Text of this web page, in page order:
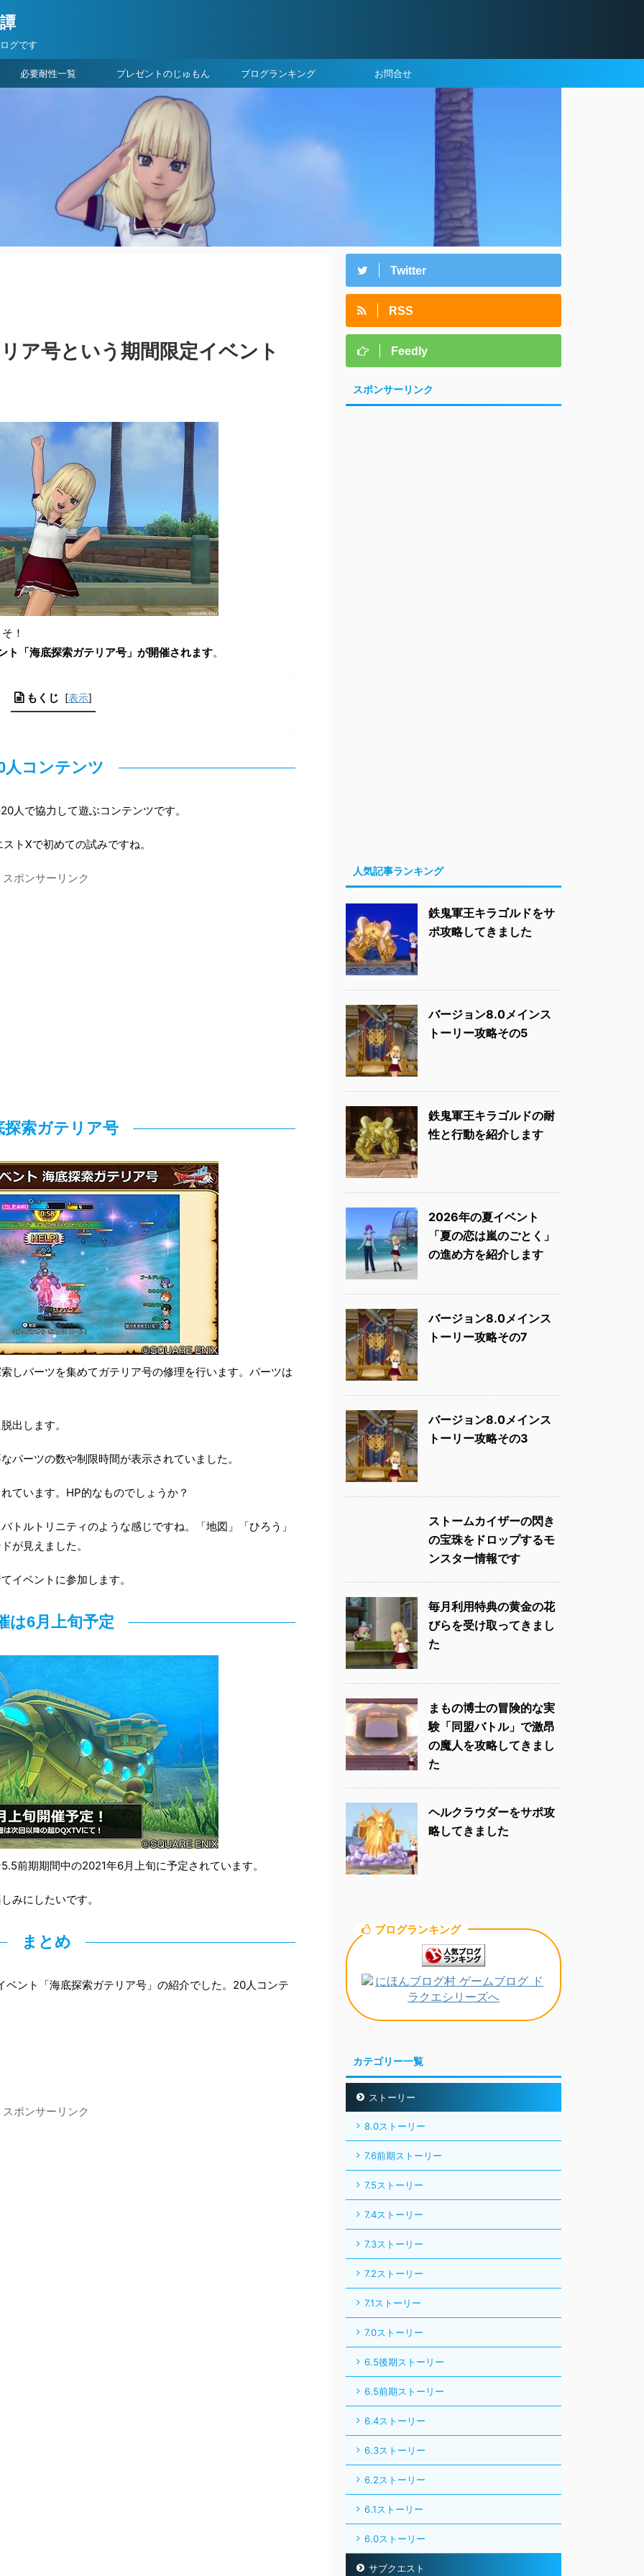
グです
必要耐性一覧 プレゼントのじゅもん ブログランキング お問合せ
ア号という期間限定イベント
！
「海底探索ガテリア号」が開催されます。
もくじ [表示]
人コンテンツ
人で協力して遊ぶコンテンツです。
トXで初めての試みですね。
スポンサーリンク
探索ガテリア号
しパーツを集めてガテリア号の修理を行います。パーツは
出します。
パーツの数や制限時間が表示されていました。
ています。HP的なものでしょうか？
トルトリニティのような感じですね。「地図」「ひろう」
が見えました。
イベントに参加します。
は6月上旬予定
前期期間中の2021年6月上旬に予定されています。
みにしたいです。
まとめ
ント「海底探索ガテリア号」の紹介でした。20人コンテ
スポンサーリンク
Twitter
RSS
Feedly
スポンサーリンク
人気記事ランキング
鉄鬼軍王キラゴルドをサ
ポ攻略してきました
バージョン8.0メインス
トーリー攻略その5
鉄鬼軍王キラゴルドの耐
性と行動を紹介します
2026年の夏イベント
「夏の恋は嵐のごとく」
の進め方を紹介します
バージョン8.0メインス
トーリー攻略その7
バージョン8.0メインス
トーリー攻略その3
ストームカイザーの閃き
の宝珠をドロップするモ
ンスター情報です
毎月利用特典の黄金の花
びらを受け取ってきまし
た
まもの博士の冒険的な実
験「同盟バトル」で激昂
の魔人を攻略してきまし
た
ヘルクラウダーをサポ攻
略してきました
ブログランキング
カテゴリー一覧
ストーリー
8.0ストーリー
7.6前期ストーリー
7.5ストーリー
7.4ストーリー
7.3ストーリー
7.2ストーリー
7.1ストーリー
7.0ストーリー
6.5後期ストーリー
6.5前期ストーリー
6.4ストーリー
6.3ストーリー
6.2ストーリー
6.1ストーリー
6.0ストーリー
サブクエスト